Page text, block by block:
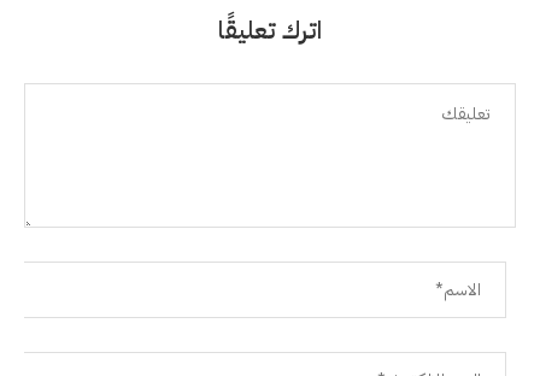
اترك تعليقًا